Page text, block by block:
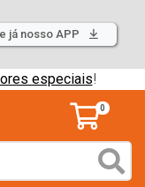
já nosso APP
especiais!
0